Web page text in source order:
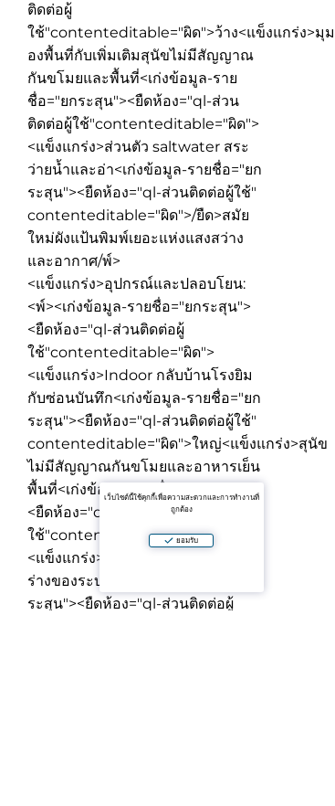
ติดต่อผู้
ใช้"contenteditable="ผิด">ว้าง<แข็งแกร่ง>มุม
องพื้นที่กับเพิ่มเติมสุนัขไม่มีสัญญาณ
กันขโมยและพื้นที่<เก่งข้อมูล-ราย
ชื่อ="ยกระสุน"><ยืดห้อง="ql-ส่วน
ติดต่อผู้ใช้"contenteditable="ผิด">
<แข็งแกร่ง>ส่วนตัว saltwater สระ
ว่ายน้ำและอ่า<เก่งข้อมูล-รายชื่อ="ยก
ระสุน"><ยืดห้อง="ql-ส่วนติดต่อผู้ใช้"
contenteditable="ผิด">/ยืด>สมัย
ใหม่ผังแป้นพิมพ์เยอะแห่งแสงสว่าง
และอากาศ/พ์>
<แข็งแกร่ง>อุปกรณ์และปลอบโยน:
<พ์><เก่งข้อมูล-รายชื่อ="ยกระสุน">
<ยืดห้อง="ql-ส่วนติดต่อผู้
ใช้"contenteditable="ผิด">
<แข็งแกร่ง>Indoor กลับบ้านโรงยิม
กับซ่อนบันทึก<เก่งข้อมูล-รายชื่อ="ยก
ระสุน"><ยืดห้อง="ql-ส่วนติดต่อผู้ใช้"
contenteditable="ผิด">ใหญ่<แข็งแกร่ง>สุนัข
ไม่มีสัญญาณกันขโมยและอาหารเย็น
พื้นที่<เก่งข้อมูล-รายชื่อ="ยกระสุน">
<ยืดห้อง="ql-ส่วนติดต่อผู้
ใช้"contenteditable="ผิด">
<แข็งแกร่ง>ไวไฟ 300 Mbps
ร่างของระบบ)
ระสุน"><ยืดห้อง="ql-ส่วนติดต่อผู้
เว็บไซต์นี้ใช้คุกกี้เพื่อความสะดวกและการทำงานที่
ถูกต้อง
ยอมรับ